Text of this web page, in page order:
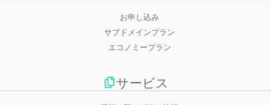
お申し込み
サブドメインプラン
エコノミープラン
サービス